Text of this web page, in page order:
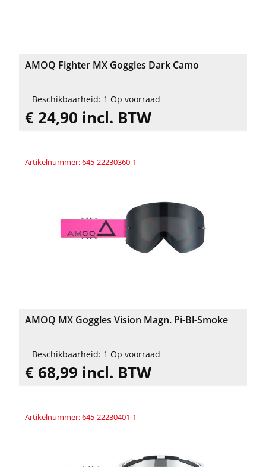
AMOQ Fighter MX Goggles Dark Camo
Beschikbaarheid: 1 Op voorraad
€ 24,90 incl. BTW
Artikelnummer: 645-22230360-1
AMOQ MX Goggles Vision Magn. Pi-Bl-Smoke
Beschikbaarheid: 1 Op voorraad
€ 68,99 incl. BTW
Artikelnummer: 645-22230401-1